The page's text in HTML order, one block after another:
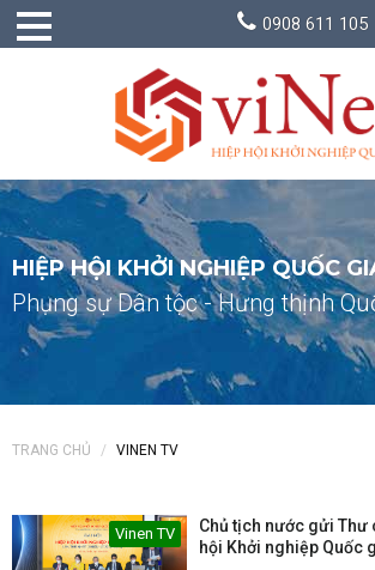
0908 611 105
HIỆP HỘI KHỞI NGHIỆP QUỐC
Phụng sự Dân tộc - Hưng thịnh
TRANG CHỦ VINEN TV
Vinen TV
Chủ tịch nước gửi
hội Khởi nghiệp Quốc